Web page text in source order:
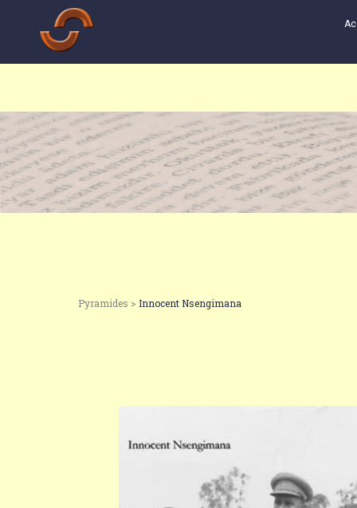
Pyramides > Innocent Nsengimana